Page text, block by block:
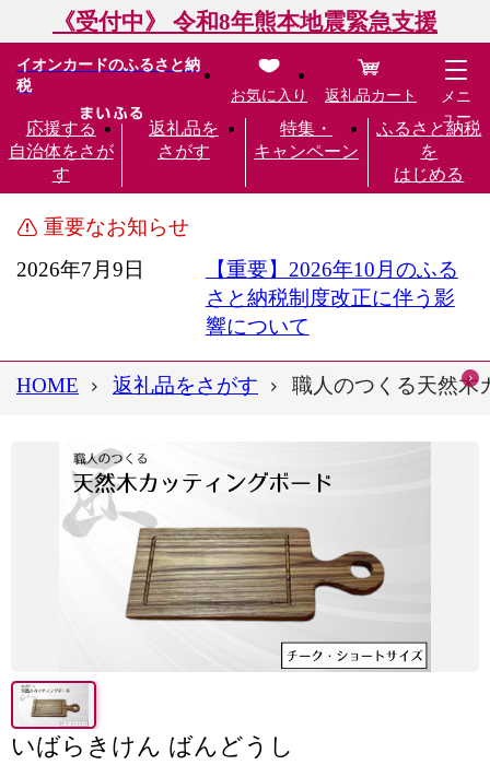
《受付中》 令和8年熊本地震緊急支援
イオンカードのふるさと納
税
応援する
自治体をさが
す
返礼品を
さがす
特集・
キャンペーン
ふるさと納税
を
はじめる
お気に入り 返礼品カート
メニ
ュー
重要なお知らせ
2026年7月9日
【重要】2026年10月のふる
さと納税制度改正に伴う影
響について
HOME 返礼品をさがす 職人のつくる天然木
いばらきけん ばんどうし